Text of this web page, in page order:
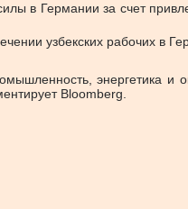
в Германии за счет
узбекских рабочих в
энергетика
Bloomberg.